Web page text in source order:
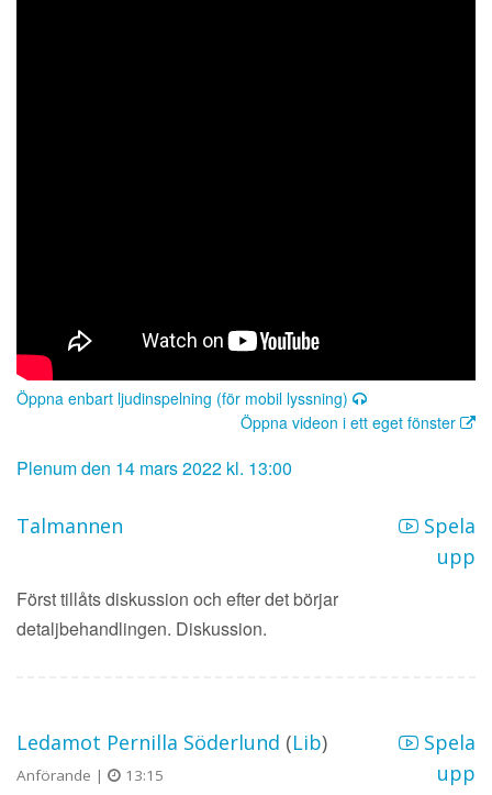
Öppna enbart ljudinspelning (för mobil lyssning)
Öppna videon i ett eget fönster
Plenum den 14 mars 2022 kl. 13:00
Talmannen
Spela
upp
Först tillåts diskussion och efter det börjar
detaljbehandlingen. Diskussion.
Ledamot Pernilla Söderlund (Lib)
Anförande | 13:15
Spela
upp